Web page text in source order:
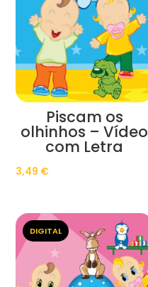
Piscam os
olhinhos – Vídeo
com Letra
3,49 €
DIGITAL